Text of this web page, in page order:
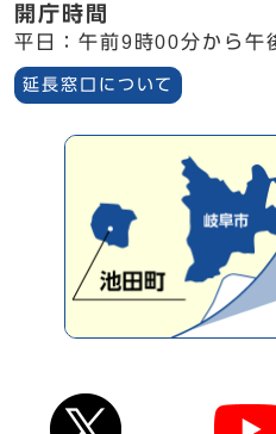
開庁時間
平日：午前9時00分から午
延長窓口について